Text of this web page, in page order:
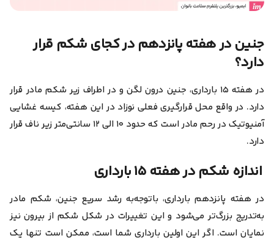
جنین در هفته پانزدهم در کجای شکم قرار
دارد؟
در هفته ۱۵ بارداری، جنین درون لگن و در اطراف زیر شکم مادر قرار
دارد. در واقع محل قرارگیری فعلی نوزاد در این هفته، کیسه غشایی
آمنیوتیک در رحم مادر است که حدود ۱۰ الی ۱۲ سانتی‌متر زیر ناف قرار
دارد.
اندازه شکم در هفته ۱۵ بارداری
در هفته پانزدهم بارداری، باتوجه‌به رشد سریع جنین، شکم مادر
به‌تدریج بزرگ‌تر می‌شود و این تغییرات در شکل شکم از بیرون نیز
نمایان است. اگر این اولین بارداری شما است، ممکن است تنها یک